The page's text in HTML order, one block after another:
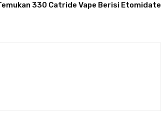
330 Catride Vape Berisi Etomidate